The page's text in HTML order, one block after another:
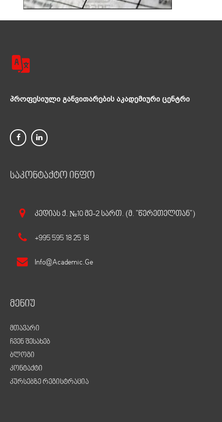
პროფესიული განვითარების აკადემიური ცენტრი
საკონტაქტო ინფო
Კედიას Ქ. №10 Მე-2 Სართ. (მ. "წერეთელთან")
+995 595 18 25 18
Info@academic.ge
მენიუ
მთავარი
ჩვენ შესახებ
ბლოგი
კონტაქტი
კურსებზე რეგისტრაცია